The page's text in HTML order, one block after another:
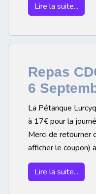
Lire la suite...
Repas
6
La Pétanque
à 17€ pour la
Merci de retourner
afficher le coupon)
Lire la suite...